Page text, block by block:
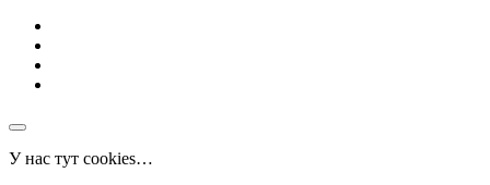
У нас тут cookies…